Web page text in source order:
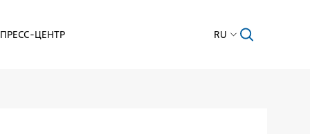
ПРЕСС-ЦЕНТР RU